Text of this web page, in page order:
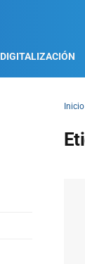
DIGITALIZACIÓN
Inicio